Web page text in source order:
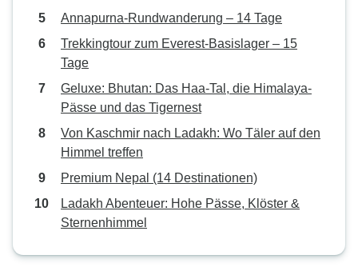
Annapurna-Rundwanderung – 14 Tage
Trekkingtour zum Everest-Basislager – 15
Tage
Geluxe: Bhutan: Das Haa-Tal, die Himalaya-
Pässe und das Tigernest
Von Kaschmir nach Ladakh: Wo Täler auf den
Himmel treffen
Premium Nepal (14 Destinationen)
Ladakh Abenteuer: Hohe Pässe, Klöster &
Sternenhimmel